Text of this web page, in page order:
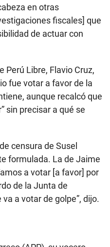
en otras
fiscales] que
de actuar con
Perú Libre, Flavio Cruz,
fue votar a favor de la
aunque recalcó que
sin precisar a qué se
censura de Susel
formulada. La de Jaime
a votar [a favor] por
de la Junta de
a votar de golpe”, dijo.